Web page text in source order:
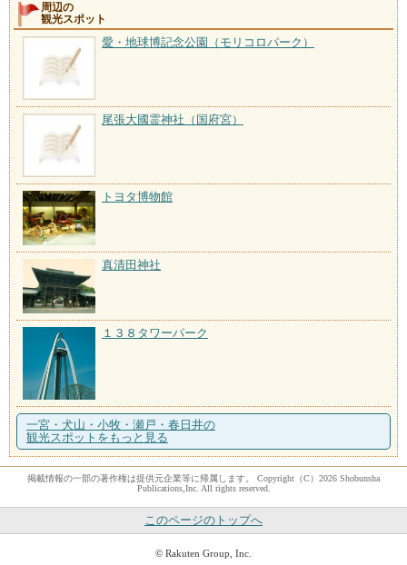
周辺の
観光スポット
愛・地球博記念公園（モリコロパーク）
尾張大國霊神社（国府宮）
トヨタ博物館
真清田神社
１３８タワーパーク
一宮・犬山・小牧・瀬戸・春日井の
観光スポットをもっと見る
掲載情報の一部の著作権は提供元企業等に帰属します。 Copyright（C）2026 Shobunsha
Publications,Inc. All rights reserved.
このページのトップへ
© Rakuten Group, Inc.